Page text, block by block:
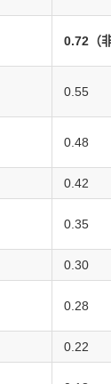
0.72（
0.55
0.48
0.42
0.35
0.30
0.28
0.22